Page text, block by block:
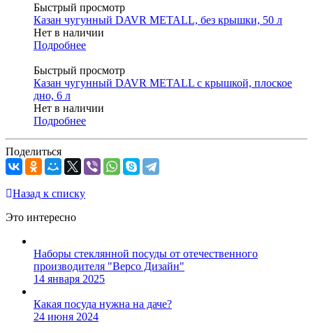
Быстрый просмотр
Казан чугунный DAVR METALL, без крышки, 50 л
Нет в наличии
Подробнее
Быстрый просмотр
Казан чугунный DAVR METALL с крышкой, плоское
дно, 6 л
Нет в наличии
Подробнее
Поделиться
Назад к списку
Это интересно
Наборы стеклянной посуды от отечественного
производителя "Версо Дизайн"
14 января 2025
Какая посуда нужна на даче?
24 июня 2024